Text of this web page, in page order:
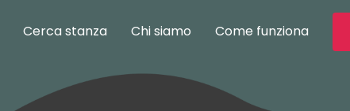
Cerca stanza Chi siamo Come funziona